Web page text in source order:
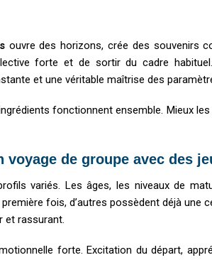
ouvre des horizons, crée des souvenirs
forte et de sortir du cadre
et une véritable maîtrise des
fonctionnent ensemble. Mieux
voyage de groupe avec des
variés. Les âges, les niveaux de
fois, d’autres possèdent déjà une
et rassurant.
forte. Excitation du départ,